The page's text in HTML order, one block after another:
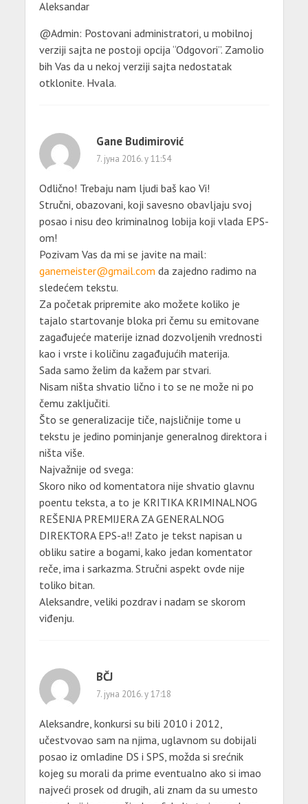
Aleksandar
@Admin: Postovani administratori, u mobilnoj
verziji sajta ne postoji opcija “Odgovori”. Zamolio
bih Vas da u nekoj verziji sajta nedostatak
otklonite. Hvala.
Gane Budimirović
7. јуна 2016. у 11:54
Odlično! Trebaju nam ljudi baš kao Vi!
Stručni, obazovani, koji savesno obavljaju svoj
posao i nisu deo kriminalnog lobija koji vlada EPS-
om!
Pozivam Vas da mi se javite na mail:
ganemeister@gmail.com da zajedno radimo na
sledećem tekstu.
Za početak pripremite ako možete koliko je
tajalo startovanje bloka pri čemu su emitovane
zagađujeće materije iznad dozvoljenih vrednosti
kao i vrste i količinu zagađujućih materija.
Sada samo želim da kažem par stvari.
Nisam ništa shvatio lično i to se ne može ni po
čemu zaključiti.
Što se generalizacije tiče, najsličnije tome u
tekstu je jedino pominjanje generalnog direktora i
ništa više.
Najvažnije od svega:
Skoro niko od komentatora nije shvatio glavnu
poentu teksta, a to je KRITIKA KRIMINALNOG
REŠENJA PREMIJERA ZA GENERALNOG
DIREKTORA EPS-a!! Zato je tekst napisan u
obliku satire a bogami, kako jedan komentator
reče, ima i sarkazma. Stručni aspekt ovde nije
toliko bitan.
Aleksandre, veliki pozdrav i nadam se skorom
viđenju.
BČJ
7. јуна 2016. у 17:18
Aleksandre, konkursi su bili 2010 i 2012,
učestvovao sam na njima, uglavnom su dobijali
posao iz omladine DS i SPS, možda si srećnik
kojeg su morali da prime eventualno ako si imao
najveći prosek od drugih, ali znam da su umesto